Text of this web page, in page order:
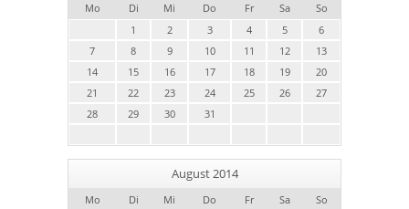
Mo Di Mi Do Fr Sa
So
1
2 3 4 5
6
7
8 9 10 11 12
13
14
15 16 17 18 19
20
21
22 23 24 25 26
27
28
29 30 31
August 2014
Mo Di Mi Do Fr Sa So